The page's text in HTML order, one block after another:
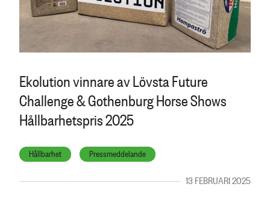
Ekolution vinnare av Lövsta Future
Challenge & Gothenburg Horse Shows
Hållbarhetspris 2025
Hållbarhet Pressmeddelande
13 FEBRUARI 2025